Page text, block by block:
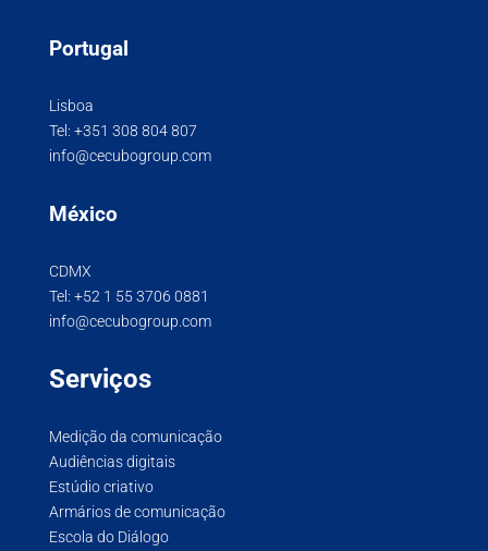
Portugal
Lisboa
Tel: +351 308 804 807
info@cecubogroup.com
México
CDMX
Tel: +52 1 55 3706 0881
info@cecubogroup.com
Serviços
Medição da comunicação
Audiências digitais
Estúdio criativo
Armários de comunicação
Escola do Diálogo